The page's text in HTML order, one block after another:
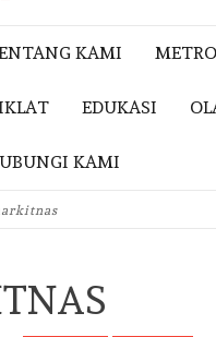
KAMI
EDUKASI
KAMI